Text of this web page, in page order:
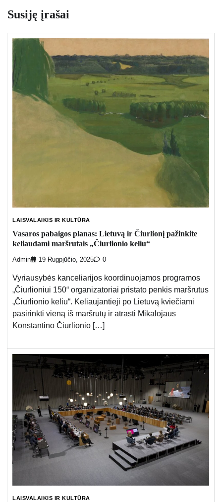
Susiję įrašai
LAISVALAIKIS IR KULTŪRA
Vasaros pabaigos planas: Lietuvą ir Čiurlionį pažinkite
keliaudami maršrutais „Čiurlionio keliu“
Admin 19 Rugpjūčio, 2025 0
Vyriausybės kanceliarijos koordinuojamos programos
„Čiurlioniui 150“ organizatoriai pristato penkis maršrutus
„Čiurlionio keliu“. Keliaujantieji po Lietuvą kviečiami
pasirinkti vieną iš maršrutų ir atrasti Mikalojaus
Konstantino Čiurlionio […]
LAISVALAIKIS IR KULTŪRA